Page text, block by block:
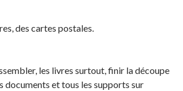
des cartes postales.
les livres surtout, finir la découpe
documents et tous les supports sur